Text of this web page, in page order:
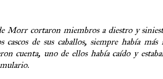
Morr cortaron miembros a diestro y
cascos de sus caballos, siempre había
cuenta, uno de ellos había caído y